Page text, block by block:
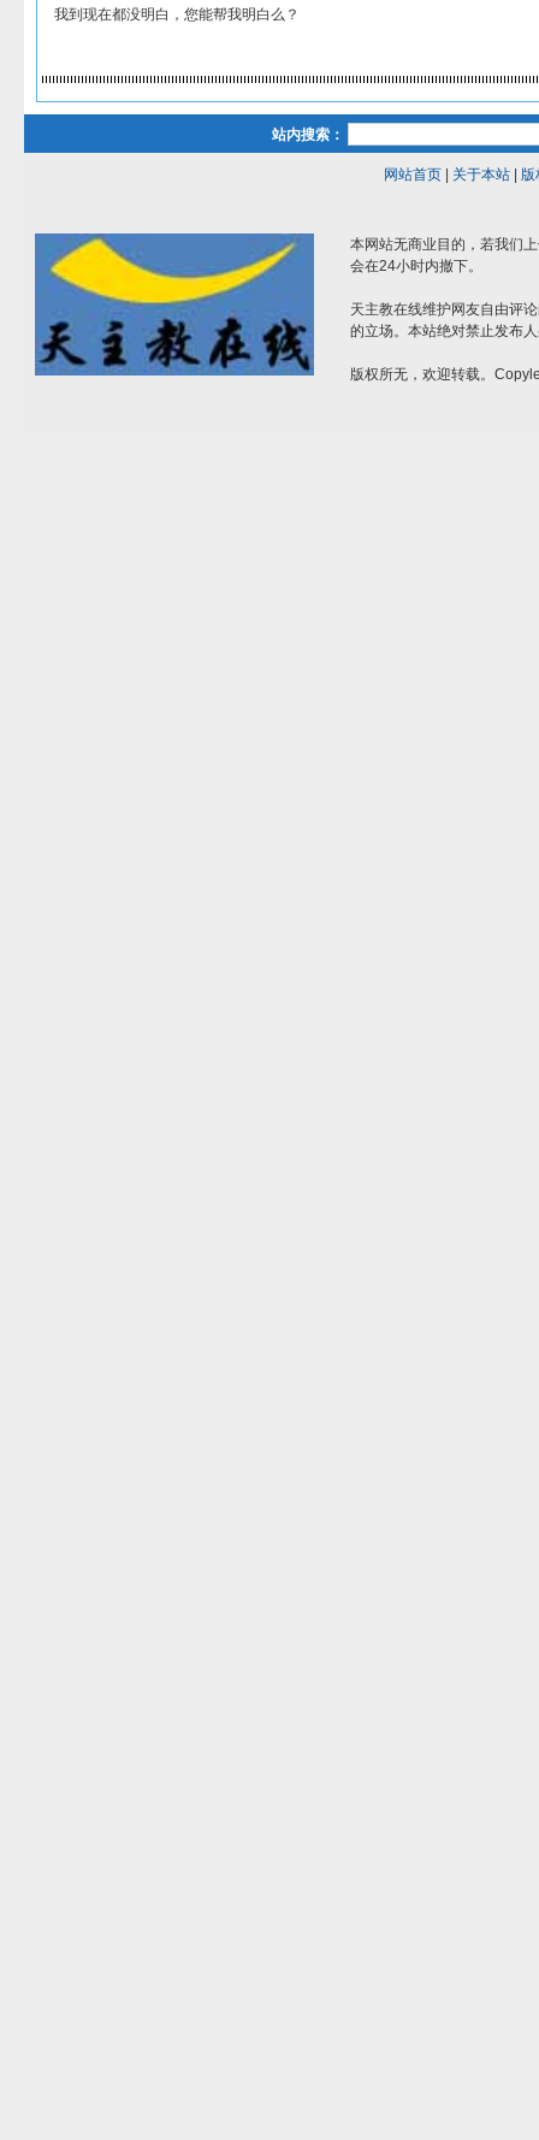
我到现在都没明白，您能帮我明白么？
站内搜索：
网站首页| 关于本站| 版
本网站无商业目的，若我们
会在24小时内撤下。
天主教在线维护网友自由评
的立场。本站绝对禁止发布
版权所无，欢迎转载。